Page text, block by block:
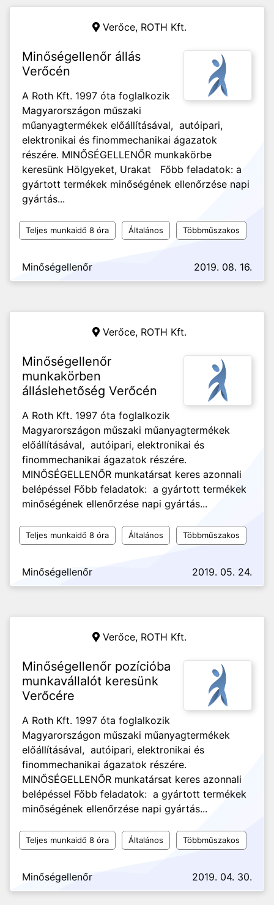
Verőce, ROTH Kft.
Minőségellenőr állás
Verőcén
A Roth Kft. 1997 óta foglalkozik
Magyarországon műszaki
műanyagtermékek előállításával, autóipari,
elektronikai és finommechanikai ágazatok
részére. MINŐSÉGELLENŐR munkakörbe
keresünk Hölgyeket, Urakat Főbb feladatok: a
gyártott termékek minőségének ellenőrzése napi
gyártás...
Teljes munkaidő 8 óra Általános Többműszakos
Minőségellenőr 2019. 08. 16.
Verőce, ROTH Kft.
Minőségellenőr
munkakörben
álláslehetőség Verőcén
A Roth Kft. 1997 óta foglalkozik
Magyarországon műszaki műanyagtermékek
előállításával, autóipari, elektronikai és
finommechanikai ágazatok részére.
MINŐSÉGELLENŐR munkatársat keres azonnali
belépéssel Főbb feladatok: a gyártott termékek
minőségének ellenőrzése napi gyártás...
Teljes munkaidő 8 óra Általános Többműszakos
Minőségellenőr 2019. 05. 24.
Verőce, ROTH Kft.
Minőségellenőr pozícióba
munkavállalót keresünk
Verőcére
A Roth Kft. 1997 óta foglalkozik
Magyarországon műszaki műanyagtermékek
előállításával, autóipari, elektronikai és
finommechanikai ágazatok részére.
MINŐSÉGELLENŐR munkatársat keres azonnali
belépéssel Főbb feladatok: a gyártott termékek
minőségének ellenőrzése napi gyártás...
Teljes munkaidő 8 óra Általános Többműszakos
Minőségellenőr 2019. 04. 30.